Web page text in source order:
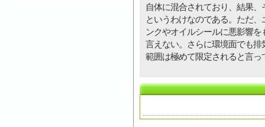
自体に混合されており、結果
というわけなのである。ただ
ンクやオイルシールに悪影響
言えない。さらに環境面でも
範囲は極めて限定されると言っ